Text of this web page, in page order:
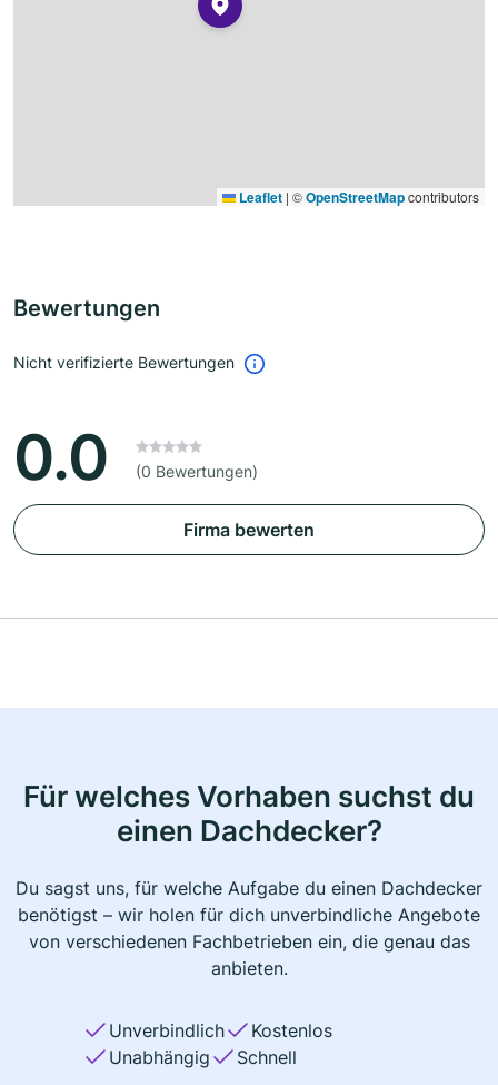
Leaflet | ©OpenStreetMapcontributors
Bewertungen
Nicht verifizierte Bewertungen
0.0 (0 Bewertungen)
Firma bewerten
Für welches Vorhaben suchst du
einen Dachdecker?
Du sagst uns, für welche Aufgabe du einen Dachdecker
benötigst – wir holen für dich unverbindliche Angebote
von verschiedenen Fachbetrieben ein, die genau das
anbieten.
Unverbindlich
Kostenlos
Unabhängig
Schnell